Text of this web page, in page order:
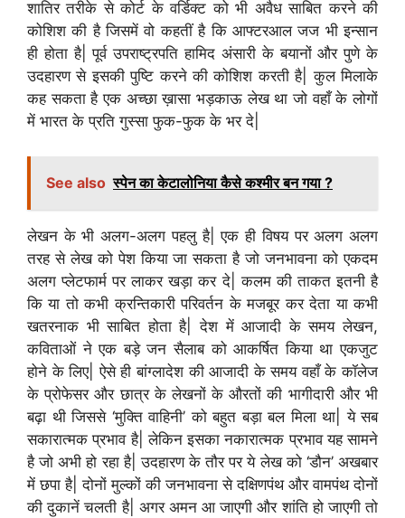
शातिर तरीके से कोर्ट के वर्डिक्ट को भी अवैध साबित करने की
कोशिश की है जिसमें वो कहतीं है कि आफ्टरआल जज भी इन्सान
ही होता है| पूर्व उपराष्ट्रपति हामिद अंसारी के बयानों और पुणे के
उदहारण से इसकी पुष्टि करने की कोशिश करती है| कुल मिलाके
कह सकता है एक अच्छा ख़ासा भड़काऊ लेख था जो वहाँ के लोगों
में भारत के प्रति गुस्सा फुक-फुक के भर दे|
See also स्पेन का केटालोनिया कैसे कश्मीर बन गया ?
लेखन के भी अलग-अलग पहलु है| एक ही विषय पर अलग अलग
तरह से लेख को पेश किया जा सकता है जो जनभावना को एकदम
अलग प्लेटफार्म पर लाकर खड़ा कर दे| कलम की ताकत इतनी है
कि या तो कभी क्रन्तिकारी परिवर्तन के मजबूर कर देता या कभी
खतरनाक भी साबित होता है| देश में आजादी के समय लेखन,
कविताओं ने एक बड़े जन सैलाब को आकर्षित किया था एकजुट
होने के लिए| ऐसे ही बांग्लादेश की आजादी के समय वहाँ के कॉलेज
के प्रोफेसर और छात्र के लेखनों के औरतों की भागीदारी और भी
बढ़ा थी जिससे ‘मुक्ति वाहिनी’ को बहुत बड़ा बल मिला था| ये सब
सकारात्मक प्रभाव है| लेकिन इसका नकारात्मक प्रभाव यह सामने
है जो अभी हो रहा है| उदहारण के तौर पर ये लेख को ‘डौन’ अखबार
में छपा है| दोनों मुल्कों की जनभावना से दक्षिणपंथ और वामपंथ दोनों
की दुकानें चलती है| अगर अमन आ जाएगी और शांति हो जाएगी तो